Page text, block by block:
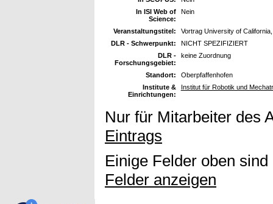
In ISI Web of
Science:
Nein
Veranstaltungstitel:
Vortrag University of
DLR - Schwerpunkt:
NICHT SPEZIFIZIERT
DLR -
Forschungsgebiet:
keine Zuordnung
Standort:
Oberpfaffenhofen
Institute &
Einrichtungen:
Institut für Robotik und
Nur für Mitarbeiter des
Eintrags
Einige Felder oben
Felder anzeigen